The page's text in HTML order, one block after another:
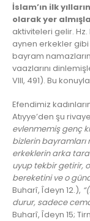
İslam’ın ilk
olarak yer
aktiviteleri gelir.
aynen erkekler
bayram
vaazlarını
VIII, 491). Bu
Efendimiz
Atıyye’den şu
evlenmemiş genç
bizlerin
erkeklerin arka
uyup tekbir getirir,
bereketini ve o
Buharî, Îdeyn 12.),
durur, sadece
Buharî, Îdeyn 15;